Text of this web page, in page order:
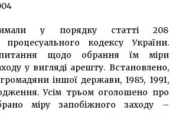
у порядку статті 208
процесуального кодексу України.
питання щодо обрання їм міри
у вигляді арешту. Встановлено,
іншої держави, 1985, 1991,
Усім трьом оголошено про
міру запобіжного заходу –